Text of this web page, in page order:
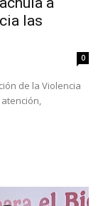
las
0
de la Violencia